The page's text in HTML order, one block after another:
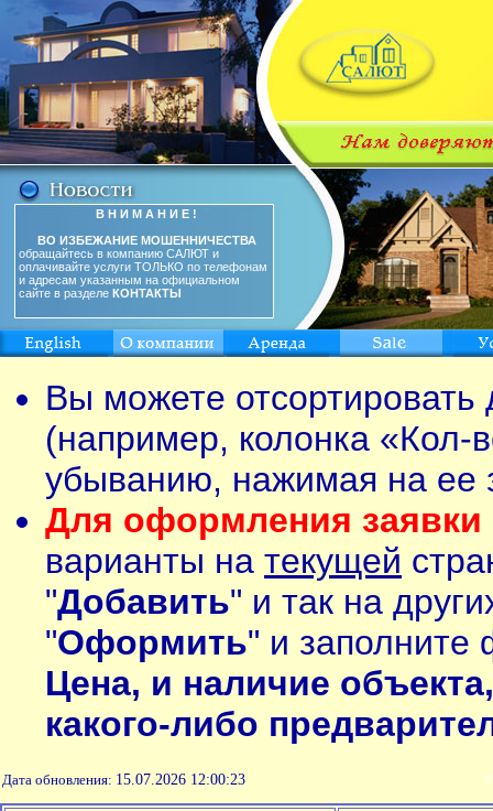
В Н И М А Н И Е !
ВО ИЗБЕЖАНИЕ МОШЕННИЧЕСТВА
обращайтесь в компанию САЛЮТ и
оплачивайте услуги ТОЛЬКО по телефонам
и адресам указанным на официальном
сайте в разделе КОНТАКТЫ
Вы можете
(например, колонка «Кол-
убыванию, нажимая на ее
Для оформления заявки
варианты на текущей
"Добавить" и так на
"Оформить" и заполните
Цена, и наличие
какого-либо
Дата обновления: 15.07.2026 12:00:23